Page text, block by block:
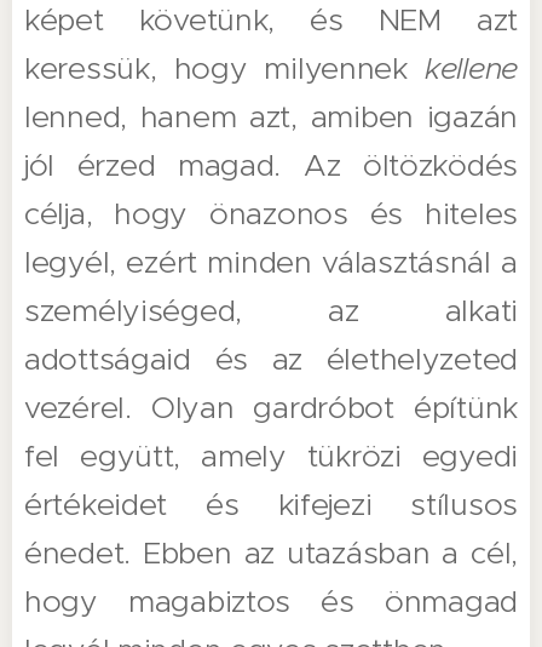
képet követünk, és NEM azt
keressük, hogy milyennek kellene
lenned, hanem azt, amiben igazán
jól érzed magad. Az öltözködés
célja, hogy önazonos és hiteles
legyél, ezért minden választásnál a
személyiséged, az alkati
adottságaid és az élethelyzeted
vezérel. Olyan gardróbot építünk
fel együtt, amely tükrözi egyedi
értékeidet és kifejezi stílusos
énedet. Ebben az utazásban a cél,
hogy magabiztos és önmagad